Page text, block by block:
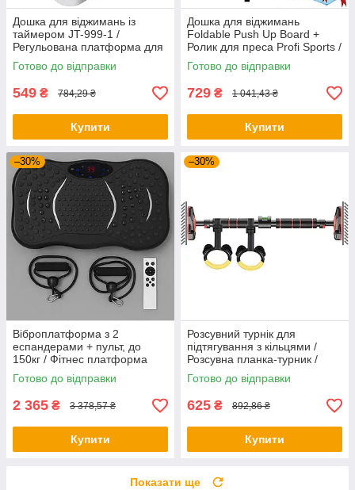
Дошка для віджимань із
таймером JT-999-1 /
Регульована платформа для
віджимань / Фітнес тренажер
для преса
Готово до відправки
549 ₴ 784,29 ₴
Купити
Дошка для віджимань
Foldable Push Up Board +
Ролик для преса Profi Sports /
Платформа з упорами
Готово до відправки
729 ₴ 1 041,43 ₴
Купити
–30%
Віброплатформа з 2
еспандерами + пульт, до
150кг / Фітнес платформа
для вправ на все тіло
Готово до відправки
2 365 ₴ 3 378,57 ₴
Купити
–30%
Розсувний турнік для
підтягування з кільцями /
Розсувна планка-турник /
Турнік у дверний отвір
Готово до відправки
625 ₴ 892,86 ₴
Купити
Показати ще